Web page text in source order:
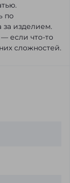
по
за изделием.
— если что-то
сложностей.